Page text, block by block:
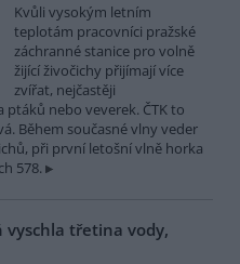
Kvůli vysokým letním
teplotám pracovníci pražské
záchranné stanice pro volně
žijící živočichy přijímají více
zvířat, nejčastěji
nebo veverek. ČTK to
Během současné vlny veder
při první letošní vlně horka
578.
vyschla třetina vody,